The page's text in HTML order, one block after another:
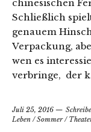
chinesischen
Schließlich
genauem
Verpackung,
wen es
verbringe, der
Juli 25, 2016
Leben /Sommer/